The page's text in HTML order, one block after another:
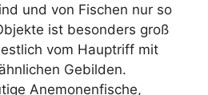
und von Fischen nur so
ist besonders groß
vom Hauptriff mit
Gebilden.
Anemonenfische,